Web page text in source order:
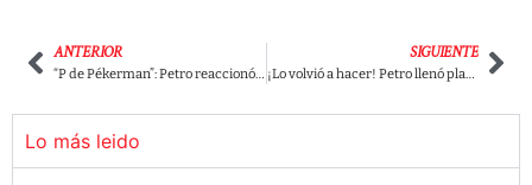
ANTERIOR
“P de Pékerman”: Petro reaccionó a la derrota de Colombia y encendió las redes
SIGUIENTE
¡Lo volvió a hacer! Petro llenó plaza en Pasto
Lo más leido